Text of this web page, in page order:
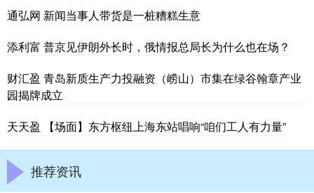
通弘网 新闻当事人带货是一桩糟糕生意
添利富 普京见伊朗外长时，俄情报总局长为什么也在场？
财汇盈 青岛新质生产力投融资（崂山）市集在绿谷翰章产业
园揭牌成立
天天盈 【场面】东方枢纽上海东站唱响“咱们工人有力量”
推荐资讯